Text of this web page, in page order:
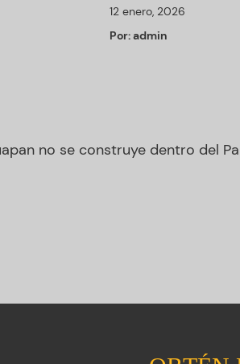
12 enero, 2026
Por:admin
no se construye dentro del